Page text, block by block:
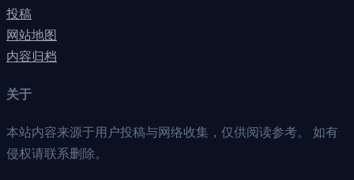
投稿
网站地图
内容归档
关于
本站内容来源于用户投稿与网络收集，仅供阅读参考。 如有
侵权请联系删除。